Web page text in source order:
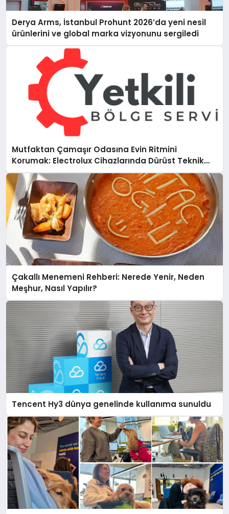
Derya Arms, İstanbul Prohunt 2026’da yeni nesil
ürünlerini ve global marka vizyonunu sergiledi
Mutfaktan Çamaşır Odasına Evin Ritmini
Korumak: Electrolux Cihazlarında Dürüst Teknik
Destek Deneyimi
Çakallı Menemeni Rehberi: Nerede Yenir, Neden
Meşhur, Nasıl Yapılır?
Tencent Hy3 dünya genelinde kullanıma sunuldu